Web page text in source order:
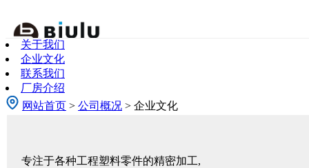
关于我们
企业文化
联系我们
厂房介绍
网站首页 > 公司概况 > 企业文化
专注于各种工程塑料零件的精密加工,